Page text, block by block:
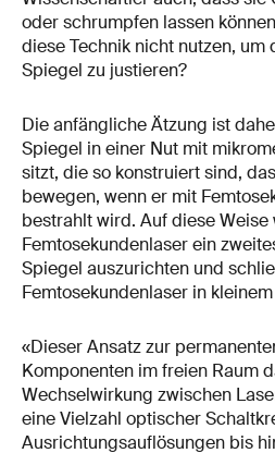
oder schrumpfen lassen
diese Technik nicht nutzen,
Spiegel zu justieren?
Die anfängliche Ätzung ist
Spiegel in einer Nut mit
sitzt, die so konstruiert sind,
bewegen, wenn er mit
bestrahlt wird. Auf diese
Femtosekundenlaser ein
Spiegel auszurichten und
Femtosekundenlaser in
«Dieser Ansatz zur
Komponenten im freien Raum
Wechselwirkung zwischen
eine Vielzahl optischer
Ausrichtungsauflösungen bis